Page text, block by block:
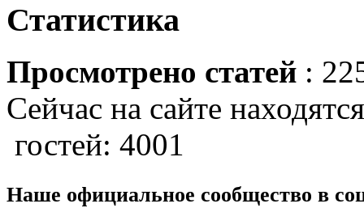
Статистика
Просмотрено статей :
Сейчас на сайте
гостей: 4001
Наше официальное сообщество в